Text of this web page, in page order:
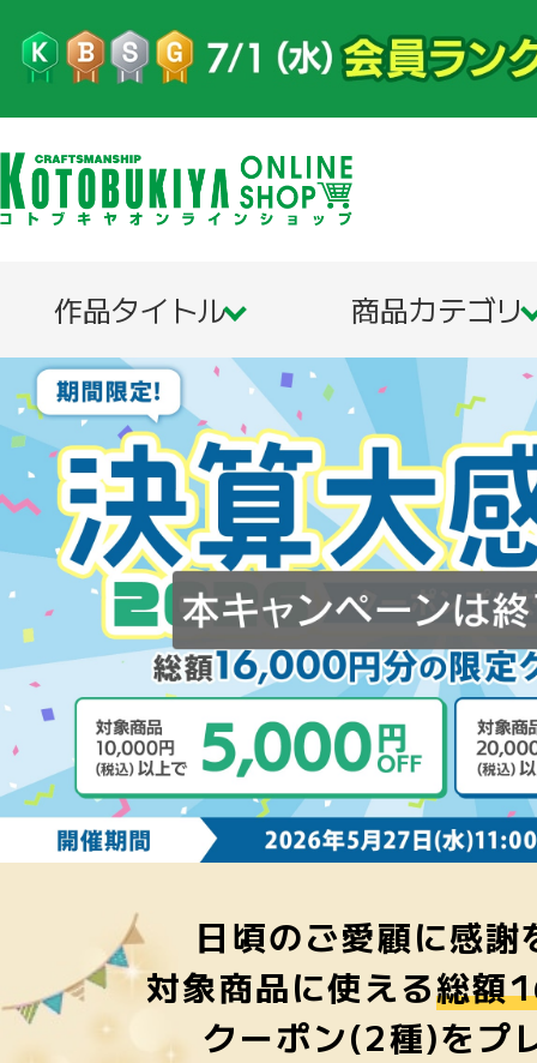
作品タイトル 商品カテゴリ
日頃のご愛顧に感謝
対象商品に使える総額
クーポン(2種)をプ